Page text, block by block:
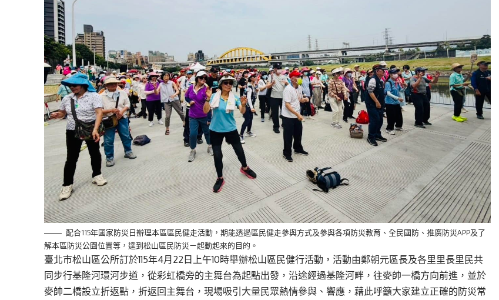
配合115年國家防災日辦理本區區民健走活動，期能透過區民健走參與方式及參與各項防災教育、全民國防、推廣防災APP及了
解本區防災公園位置等，達到松山區民防災ㄧ起動起來的目的。
臺北市松山區公所訂於115年4月22日上午10時舉辦松山區民健行活動，活動由鄭朝元區長及各里里長里民共
同步行基隆河環河步道，從彩虹橋旁的主舞台為起點出發，沿途經過基隆河畔，往麥帥一橋方向前進，並於
麥帥二橋設立折返點，折返回主舞台，現場吸引大量民眾熱情參與、響應，藉此呼籲大家建立正確的防災常